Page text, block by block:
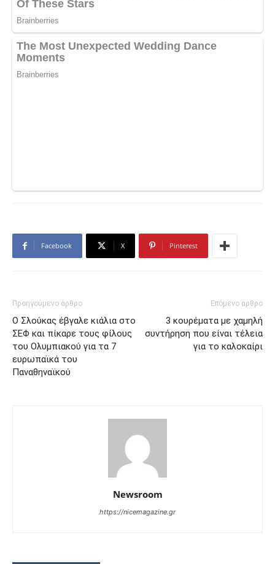
Facebook X Pinterest
Προηγούμενο άρθρο
Ο Σλούκας έβγαλε κιάλια στο
ΣΕΦ και πίκαρε τους φίλους
του Ολυμπιακού για τα 7
ευρωπαϊκά του
Παναθηναϊκού
Επόμενο άρθρο
3 κουρέματα με χαμηλή
συντήρηση που είναι τέλεια
για το καλοκαίρι
Newsroom
https://nicemagazine.gr